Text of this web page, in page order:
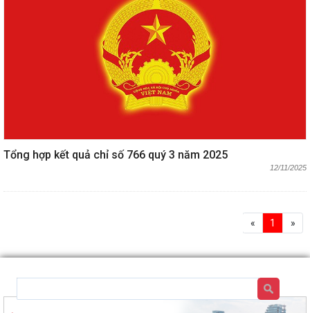
Tổng hợp kết quả chỉ số 766 quý 3 năm 2025
12/11/2025
« 1 »